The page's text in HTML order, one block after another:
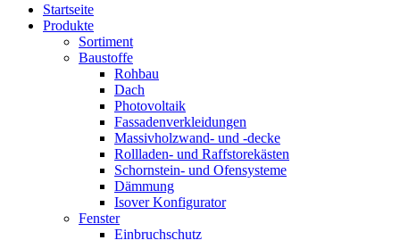
Startseite
Produkte
Sortiment
Baustoffe
Rohbau
Dach
Photovoltaik
Fassadenverkleidungen
Massivholzwand- und -decke
Rollladen- und Raffstorekästen
Schornstein- und Ofensysteme
Dämmung
Isover Konfigurator
Fenster
Einbruchschutz